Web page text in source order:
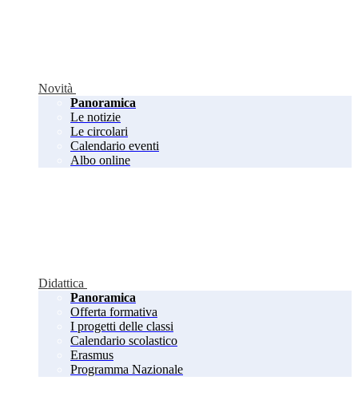
Novità
Panoramica
Le notizie
Le circolari
Calendario eventi
Albo online
Didattica
Panoramica
Offerta formativa
I progetti delle classi
Calendario scolastico
Erasmus
Programma Nazionale